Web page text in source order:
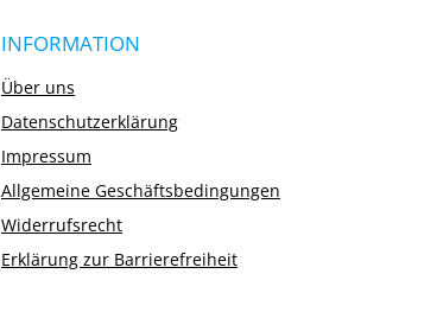
INFORMATION
Über uns
Datenschutzerklärung
Impressum
Allgemeine Geschäftsbedingungen
Widerrufsrecht
Erklärung zur Barrierefreiheit